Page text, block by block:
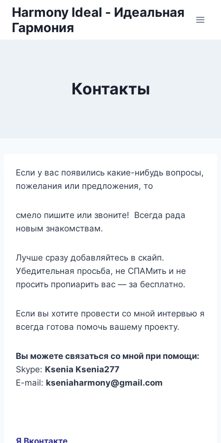
Skip
content
Harmony Ideal - Идеальная
Гармония
Контакты
Если у вас появились какие-нибудь вопросы,
пожелания или предложения, то
смело пишите или звоните! Всегда рада
новым знакомствам.
Лучше сразу добавляйтесь в скайп.
Убедительная просьба, не СПАМить и не
просить пропиарить вас — за бесплатно.
Если вы хотите провести со мной интервью я
всегда готова помочь вашему проекту.
Вы можете связаться со мной при помощи:
Skype: Ksenia Ksenia277
E-mail: kseniaharmony@gmail.com
Я Вконтакте